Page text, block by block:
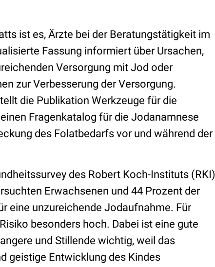
ist es, Ärzte bei der Beratungstätigkeit im
Fassung informiert über Ursachen,
Versorgung mit Jod oder
zur Verbesserung der Versorgung.
die Publikation Werkzeuge für die
Fragenkatalog für die Jodanamnese
des Folatbedarfs vor und während der
des Robert Koch-Instituts (RKI)
Erwachsenen und 44 Prozent der
eine unzureichende Jodaufnahme. Für
besonders hoch. Dabei ist eine gute
und Stillende wichtig, weil das
geistige Entwicklung des Kindes